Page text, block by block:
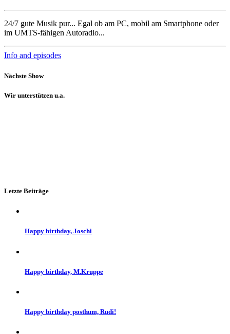
24/7 gute Musik pur... Egal ob am PC, mobil am Smartphone oder
im UMTS-fähigen Autoradio...
Info and episodes
Nächste Show
Wir unterstützen u.a.
Letzte Beiträge
Happy birthday, Joschi
Happy birthday, M.Kruppe
Happy birthday posthum, Rudi!